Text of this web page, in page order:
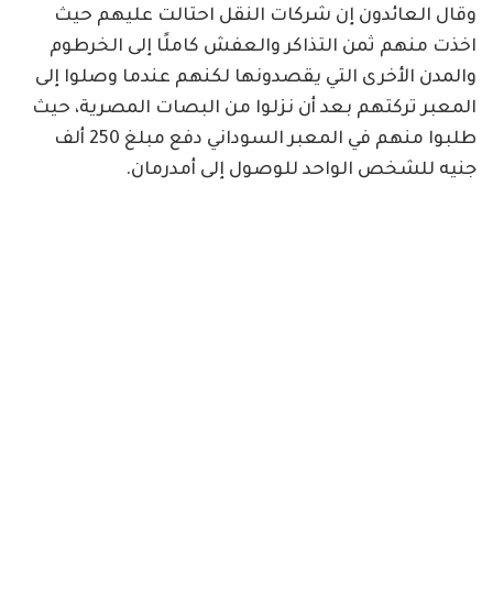
وقال العائدون إن شركات النقل احتالت عليهم حيث
اخذت منهم ثمن التذاكر والعفش كاملًا إلى الخرطوم
والمدن الأخرى التي يقصدونها لكنهم عندما وصلوا إلى
المعبر تركتهم بعد أن نزلوا من البصات المصرية، حيث
طلبوا منهم في المعبر السوداني دفع مبلغ 250 ألف
جنيه للشخص الواحد للوصول إلى أمدرمان.